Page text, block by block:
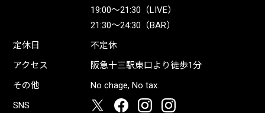
19:00〜21:30（LIVE）
21:30〜24:30（BAR）
定休日
不定休
アクセス
阪急十三駅東口より徒歩1分
その他
No chage, No tax.
SNS